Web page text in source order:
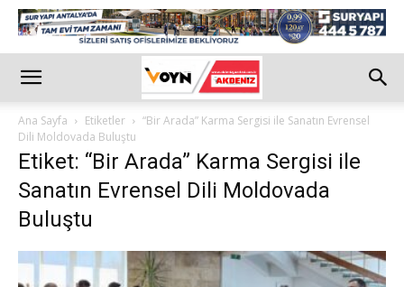
Ana Sayfa Etiketler
“Bir Arada” Karma Sergisi ile Sanatın Evrensel
Dili Moldovada Buluştu
Etiket: “Bir Arada” Karma Sergisi ile
Sanatın Evrensel Dili Moldovada
Buluştu